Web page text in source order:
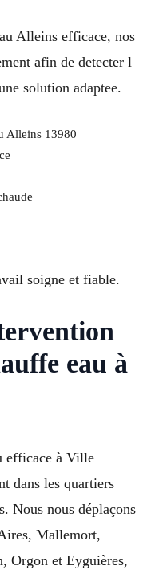
Alleins efficace, nos
afin de detecter l
solution adaptee.
Alleins 13980
soigne et fiable.
eau à
efficace à Ville
dans les quartiers
Nous nous déplaçons
Mallemort,
Orgon et Eyguières,